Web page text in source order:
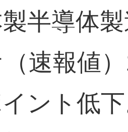
製半導体
速報値
ント低